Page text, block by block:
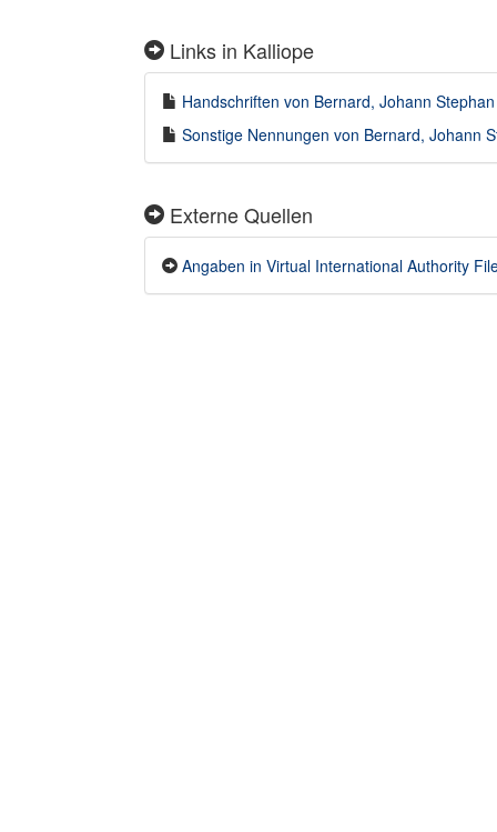
Links in Kalliope
Handschriften von Bernard, Johann
Sonstige Nennungen von Bernard, Johann
Externe Quellen
Angaben in Virtual International Authority